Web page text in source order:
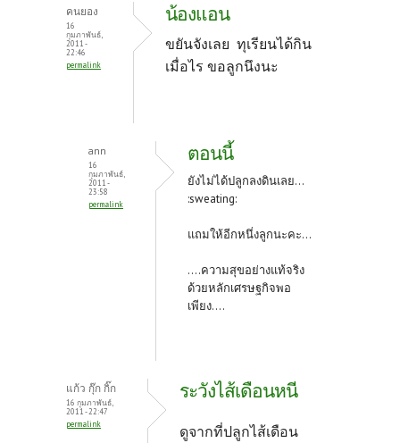
คนยอง
16
กุมภาพันธ์,
2011 -
22:46
permalink
น้องแอน
ขยันจังเลย ทุเรียนได้กิน
เมื่อไร ขอลูกนึงนะ
ann
16
กุมภาพันธ์,
2011 -
23:58
permalink
ตอนนี้
ยังไม่ได้ปลูกลงดินเลย...
:sweating:
แถมให้อีกหนึ่งลูกนะคะ...
....ความสุขอย่างแท้จริง
ด้วยหลักเศรษฐกิจพอ
เพียง....
แก้ว กุ๊ก กิ๊ก
16 กุมภาพันธ์,
2011 - 22:47
permalink
ระวังไส้เดือนหนี
ดูจากที่ปลูกไส้เดือน